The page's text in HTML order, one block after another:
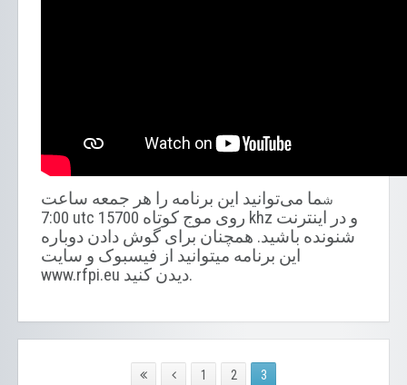
شما می‌توانید این برنامه را هر جمعه ساعت
7:00 utc روی موج کوتاه 15700 khz و در اینترنت
شنونده باشید. همچنان برای گوش دادن دوباره
این برنامه میتوانید از فیسبوک و سایت
www.rfpi.eu دیدن کنید.
1 2 3